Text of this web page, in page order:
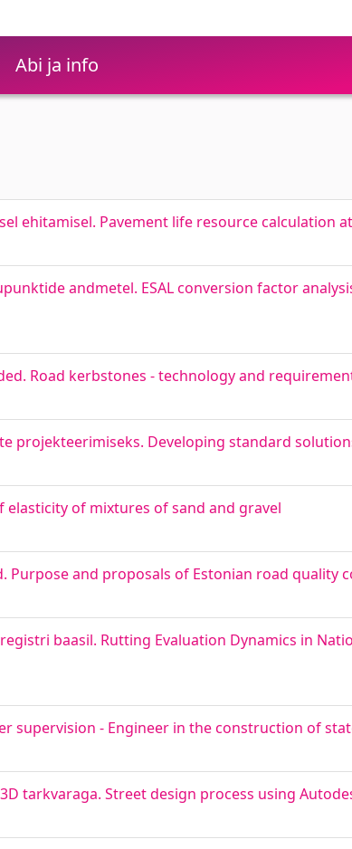
Abi ja info
ehitamisel. Pavement life resource calculation
andmetel. ESAL conversion factor
Road kerbstones - technology and
projekteerimiseks. Developing standard
of mixtures of sand and gravel
Purpose and proposals of Estonian road quality
baasil. Rutting Evaluation Dynamics in
supervision - Engineer in the construction of
tarkvaraga. Street design process using